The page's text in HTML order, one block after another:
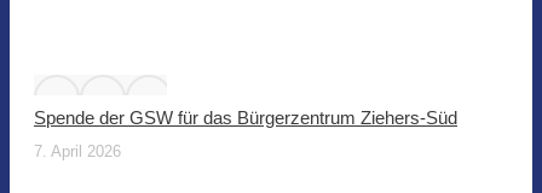
Spende der GSW für das Bürgerzentrum Ziehers-Süd
7. April 2026